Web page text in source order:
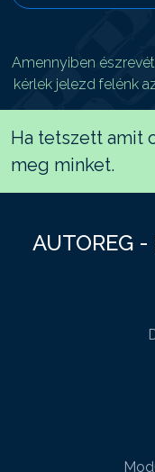
Amennyiben
kérlek jelezd felénk
Ha tetszett amit
meg minket.
AUTOREG